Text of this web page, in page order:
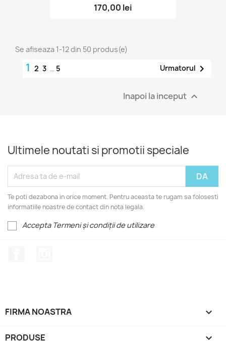
170,00 lei
Se afiseaza 1-12 din 50 produs(e)
1 2 3 … 5 Urmatorul 
Inapoi la inceput 
Ultimele noutati si promotii speciale
Te poti dezabona in orice moment. Pentru aceasta te rugam sa folosesti
informatiile noastre de contact din nota legala.
Accepta Termeni și condiții de utilizare
FIRMA NOASTRA 
PRODUSE 